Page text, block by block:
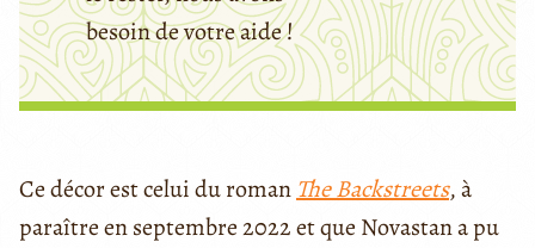
besoin de votre aide !
Ce décor est celui du roman The Backstreets, à
paraître en septembre 2022 et que Novastan a pu